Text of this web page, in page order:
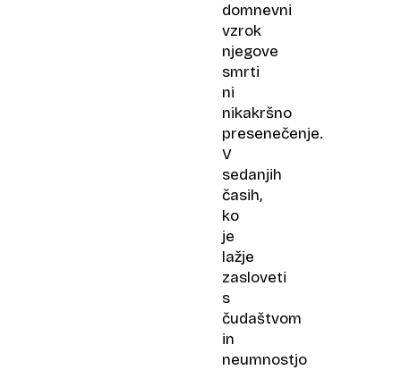
domnevni
vzrok
njegove
smrti
ni
nikakršno
presenečenje.
V
sedanjih
časih,
ko
je
lažje
zasloveti
s
čudaštvom
in
neumnostjo